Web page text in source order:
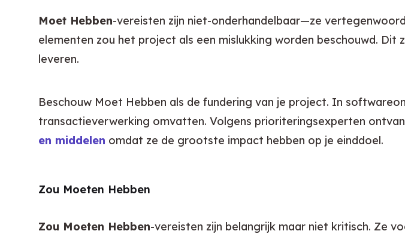
Moet Hebben-vereisten zijn niet-onderhandelbaar—ze
elementen zou het project als een mislukking worden beschouwd.
leveren.
Beschouw Moet Hebben als de fundering van je project. In
transactieverwerking omvatten. Volgens prioriteringsexperten
en middelen omdat ze de grootste impact hebben op je einddoel.
Zou Moeten Hebben
Zou Moeten Hebben-vereisten zijn belangrijk maar niet kritisch. Ze